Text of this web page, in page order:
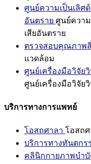
ศูนย์ความเป็นเลิศ
อันตราย ศูนย์ควา
เสียอันตราย
ตรวจสอบคุณภาพ
แวดล้อม
ศูนย์เครื่องมือวิจัย
ศูนย์เครื่องมือวิจัย
บริการทางการแพทย์
โอสถศาลา โอสถศ
บริการทางทันตกร
คลินิกกายภาพบำ